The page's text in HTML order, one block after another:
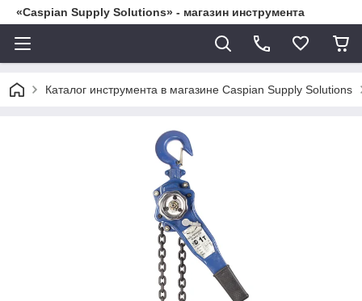
«Caspian Supply Solutions» - магазин инструмента
Каталог инструмента в магазине Caspian Supply Solutions